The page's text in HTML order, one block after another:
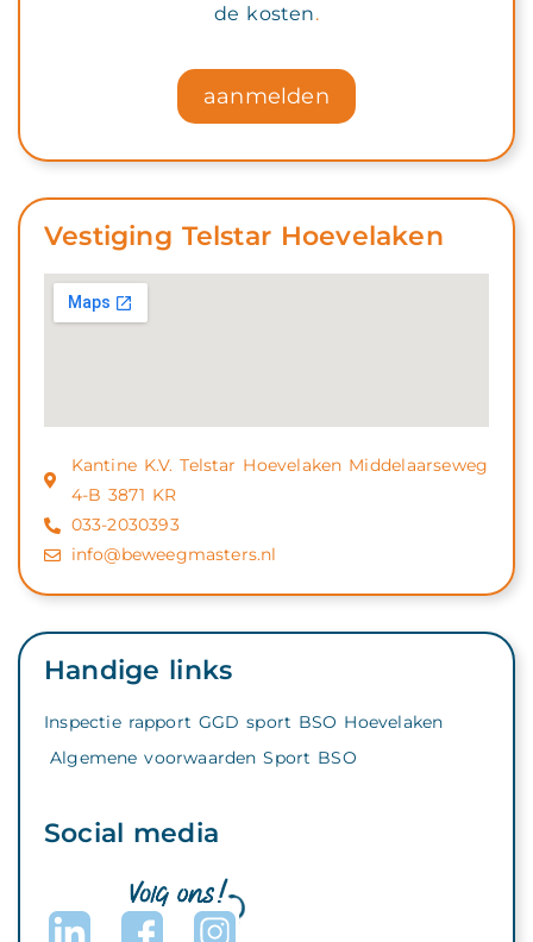
de kosten.
aanmelden
Vestiging Telstar Hoevelaken
Kantine K.V. Telstar Hoevelaken Middelaarseweg
4-B 3871 KR
033-2030393
info@beweegmasters.nl
Handige links
Inspectie rapport GGD sport BSO Hoevelaken
Algemene voorwaarden Sport BSO
Social media